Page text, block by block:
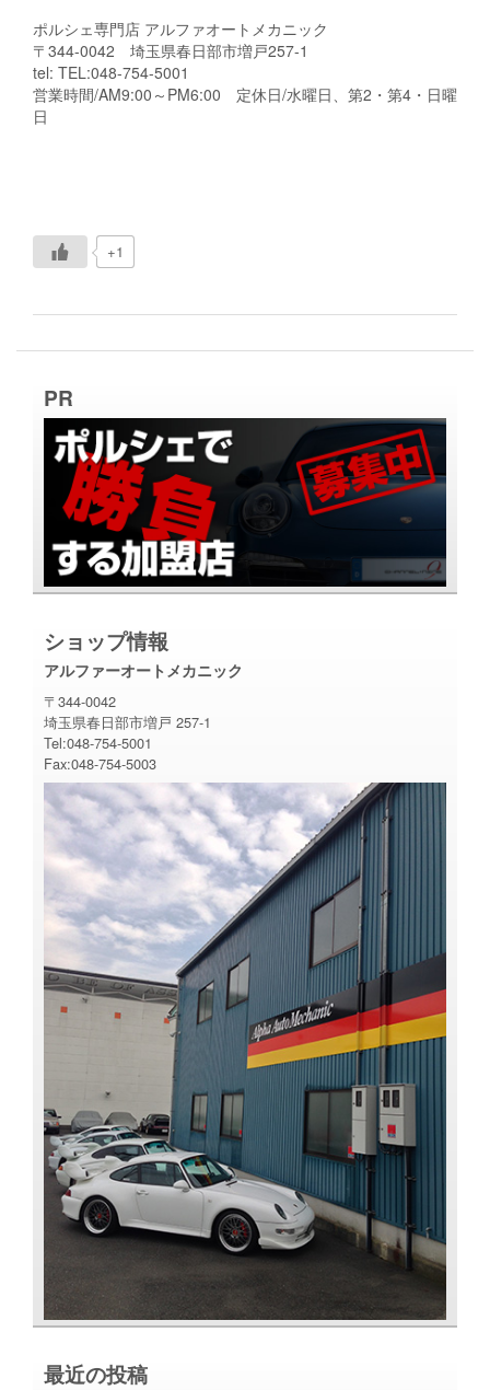
ポルシェ専門店 アルファオートメカニック
〒344-0042 埼玉県春日部市増戸257-1
tel: TEL:048-754-5001
営業時間/AM9:00～PM6:00 定休日/水曜日、第2・第4・日曜
日
+1
PR
ショップ情報
アルファーオートメカニック
〒344-0042
埼玉県春日部市増戸 257-1
Tel:048-754-5001
Fax:048-754-5003
最近の投稿